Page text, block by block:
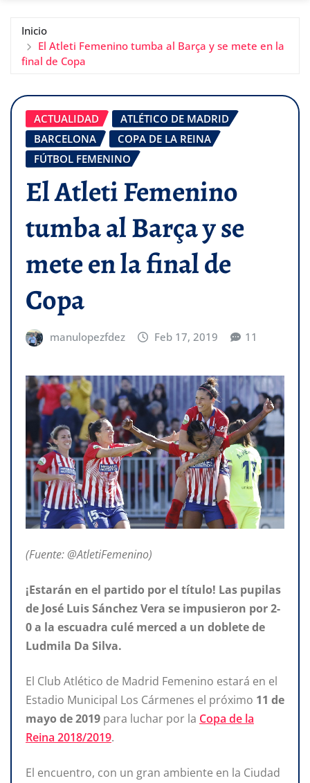
Inicio
El Atleti Femenino tumba al Barça y se mete en la
final de Copa
ACTUALIDAD
ATLÉTICO DE MADRID
BARCELONA
COPA DE LA REINA
FÚTBOL FEMENINO
El Atleti Femenino
tumba al Barça y se
mete en la final de
Copa
manulopezfdez Feb 17, 2019 11
(Fuente: @AtletiFemenino)
¡Estarán en el partido por el título! Las pupilas
de José Luis Sánchez Vera se impusieron por 2-
0 a la escuadra culé merced a un doblete de
Ludmila Da Silva.
El Club Atlético de Madrid Femenino estará en el
Estadio Municipal Los Cármenes el próximo 11 de
mayo de 2019 para luchar por la Copa de la
Reina 2018/2019.
El encuentro, con un gran ambiente en la Ciudad